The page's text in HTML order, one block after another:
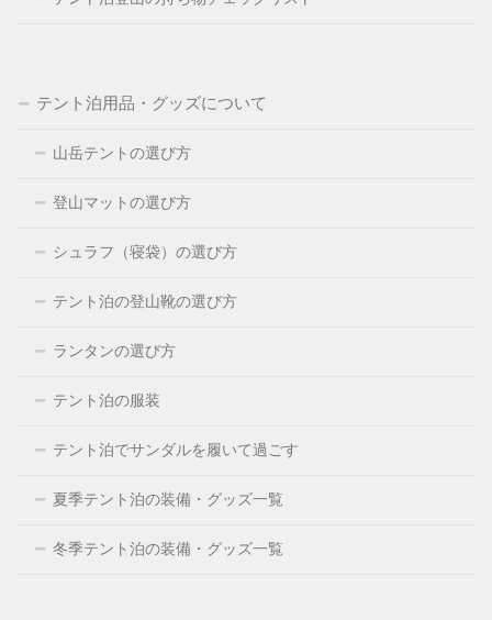
テント泊用品・グッズについて
山岳テントの選び方
登山マットの選び方
シュラフ（寝袋）の選び方
テント泊の登山靴の選び方
ランタンの選び方
テント泊の服装
テント泊でサンダルを履いて過ごす
夏季テント泊の装備・グッズ一覧
冬季テント泊の装備・グッズ一覧